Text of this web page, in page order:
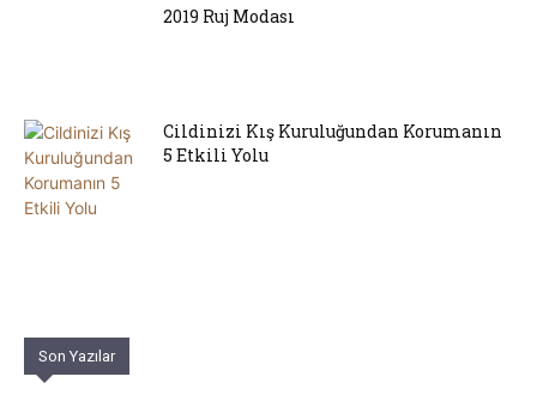
2019 Ruj Modası
Cildinizi Kış Kuruluğundan Korumanın
5 Etkili Yolu
Son Yazılar